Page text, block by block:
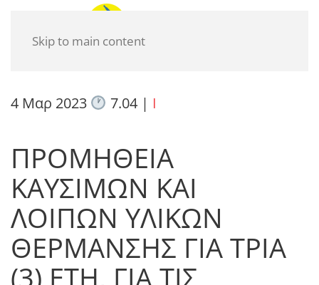
Skip to main content
4 Μαρ 2023 7.04| I
ΠΡΟΜΗΘΕΙΑ
ΚΑΥΣΙΜΩΝ ΚΑΙ
ΛΟΙΠΩΝ ΥΛΙΚΩΝ
ΘΕΡΜΑΝΣΗΣ ΓΙΑ ΤΡΙΑ
(3) ΕΤΗ, ΓΙΑ ΤΙΣ